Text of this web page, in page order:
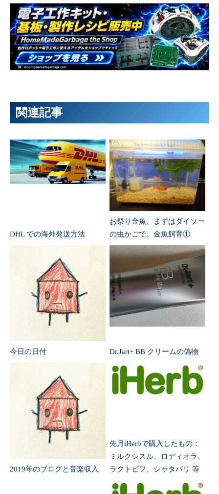
関連記事
DHL での海外発送方法
お祭り金魚、まずはダイソー
の虫かごで。金魚飼育①
今日の日付 Dr.Jart+ BB クリームの偽物
2019年のブログと音楽収入
先月iHerbで購入したもの：
ミルクシスル、ロディオラ、
ラクトビフ、シャタバリ 等